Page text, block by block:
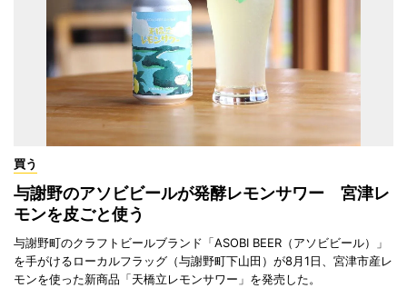
買う
与謝野のアソビビールが発酵レモンサワー 宮津レ
モンを皮ごと使う
与謝野町のクラフトビールブランド「ASOBI BEER（アソビビール）」
を手がけるローカルフラッグ（与謝野町下山田）が8月1日、宮津市産レ
モンを使った新商品「天橋立レモンサワー」を発売した。